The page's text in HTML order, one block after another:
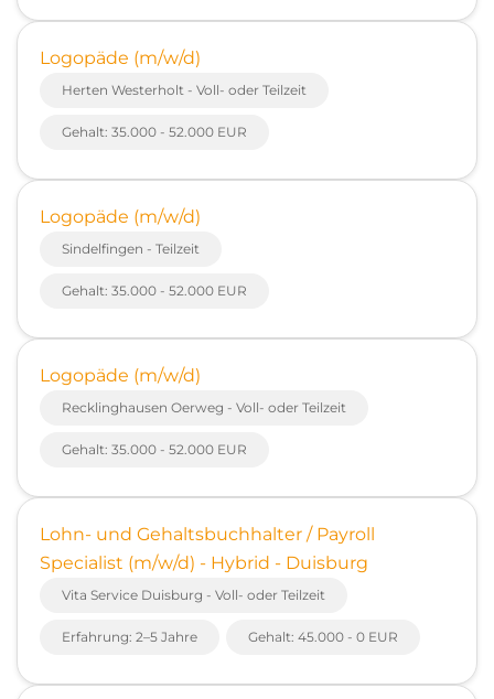
Logopäde (m/w/d)
Herten Westerholt - Voll- oder Teilzeit
Gehalt: 35.000 - 52.000 EUR
Logopäde (m/w/d)
Sindelfingen - Teilzeit
Gehalt: 35.000 - 52.000 EUR
Logopäde (m/w/d)
Recklinghausen Oerweg - Voll- oder Teilzeit
Gehalt: 35.000 - 52.000 EUR
Lohn- und Gehaltsbuchhalter / Payroll
Specialist (m/w/d) - Hybrid - Duisburg
Vita Service Duisburg - Voll- oder Teilzeit
Erfahrung: 2–5 Jahre Gehalt: 45.000 - 0 EUR